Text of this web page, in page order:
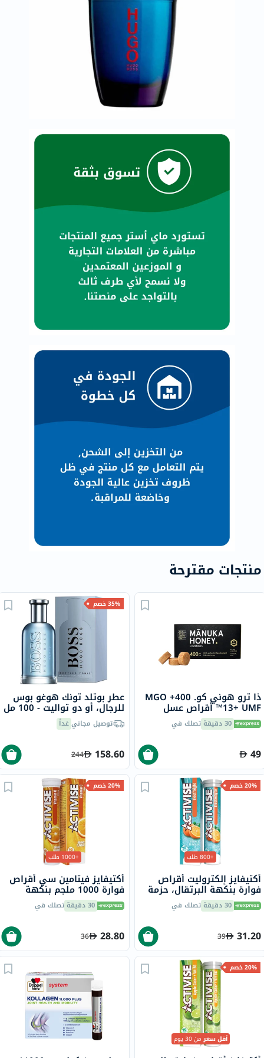
منتجات مقترحة
ذا ترو هوني كو. 400+ MGO
13+ UMF™ أقراص عسل
مانوكا 2.8 جرام 8 أقراص30 دقيقة تصلك في
49
35% خصم
عطر بوتلد تونك هوغو بوس
للرجال، أو دو تواليت - 100 مل
توصيل مجانيغداً
158.60
244
20% خصم
+800 طلب
أكتيفايز إلكتروليت أقراص
فوارة بنكهة البرتقال، حزمة
من 20 30 دقيقة تصلك في
31.20
39
20% خصم
+1000 طلب
أكتيفايز فيتامين سي أقراص
فوارة 1000 ملجم بنكهة
البرتقال حزمة من 20
30 دقيقة تصلك في
28.80
36
20% خصم
أقل سعرمن 30 يوم